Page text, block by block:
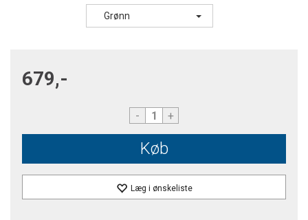
Grønn
679,-
- +
Køb
Læg i ønskeliste